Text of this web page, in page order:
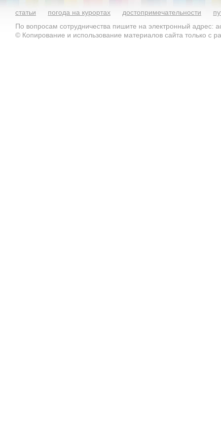
статьи погода на курортах достопримечательности
По вопросам сотрудничества пишите на электронный адрес:
© Копирование и использование материалов сайта только с